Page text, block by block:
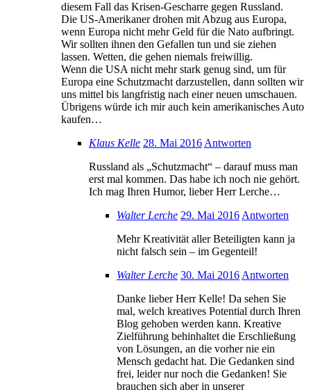
diesem Fall das Krisen-Gescharre gegen Russland.
Die US-Amerikaner drohen mit Abzug aus Europa,
wenn Europa nicht mehr Geld für die Nato aufbringt.
Wir sollten ihnen den Gefallen tun und sie ziehen
lassen. Wetten, die gehen niemals freiwillig.
Wenn die USA nicht mehr stark genug sind, um für
Europa eine Schutzmacht darzustellen, dann sollten wir
uns mittel bis langfristig nach einer neuen umschauen.
Übrigens würde ich mir auch kein amerikanisches Auto
kaufen…
Klaus Kelle 28. Mai 2016 Antworten
Russland als „Schutzmacht“ – darauf muss man
erst mal kommen. Das habe ich noch nie gehört.
Ich mag Ihren Humor, lieber Herr Lerche…
Walter Lerche 29. Mai 2016 Antworten
Mehr Kreativität aller Beteiligten kann ja
nicht falsch sein – im Gegenteil!
Walter Lerche 30. Mai 2016 Antworten
Danke lieber Herr Kelle! Da sehen Sie
mal, welch kreatives Potential durch Ihren
Blog gehoben werden kann. Kreative
Zielführung behinhaltet die Erschließung
von Lösungen, an die vorher nie ein
Mensch gedacht hat. Die Gedanken sind
frei, leider nur noch die Gedanken! Sie
brauchen sich aber in unserer